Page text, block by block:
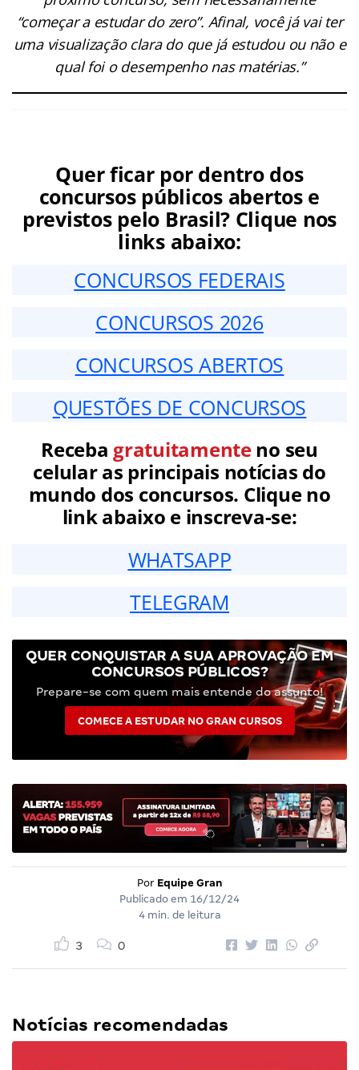
“começar a estudar do zero”. Afinal, você já vai ter
uma visualização clara do que já estudou ou não e
qual foi o desempenho nas matérias.”
Quer ficar por dentro dos
concursos públicos abertos e
previstos pelo Brasil? Clique nos
links abaixo:
CONCURSOS FEDERAIS
CONCURSOS 2026
CONCURSOS ABERTOS
QUESTÕES DE CONCURSOS
Receba gratuitamenteno seu
celular as principais notícias do
mundo dos concursos. Clique no
link abaixo e inscreva-se:
WHATSAPP
TELEGRAM
QUER CONQUISTAR A SUA APROVAÇÃO EM
CONCURSOS PÚBLICOS?
Prepare-se com quem mais entende do assunto!
COMECE A ESTUDAR NO GRAN CURSOS
Por Equipe Gran
Publicado em 16/12/24
4 min. de leitura
3 0
Notícias recomendadas